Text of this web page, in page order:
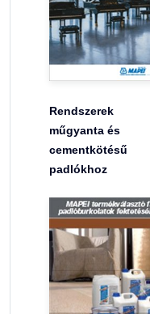
Rendszerek
műgyanta és
cementkötésű
padlókhoz